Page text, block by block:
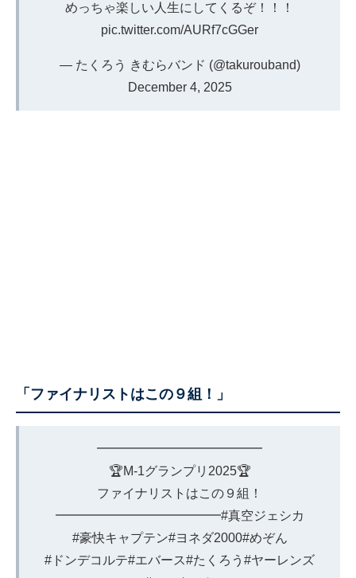
めっちゃ楽しい人生にしてくるぞ！！！
pic.twitter.com/AURf7cGGer
— たくろう きむらバンド (@takurouband)
December 4, 2025
「ファイナリストはこの９組！」
━━━━━━━━━━━━━
🏆M-1グランプリ2025🏆
ファイナリストはこの９組！
━━━━━━━━━━━━━#真空ジェシカ
#豪快キャプテン#ヨネダ2000#めぞん
#ドンデコルテ#エバース#たくろう #ヤーレンズ